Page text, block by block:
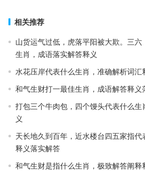
相关推荐
山货运气过低，虎落平阳被大欺。三六
生肖，成语落实解答释义
水花压岸代表什么生肖，准确解析词汇
和气生财打一最佳生肖，成语解答释义
打包三个牛肉包，四个馒头代表什么生
义
天长地久到百年，近水楼台四五家指代
释义落实解答
和气生财是指什么生肖，极致解答阐释